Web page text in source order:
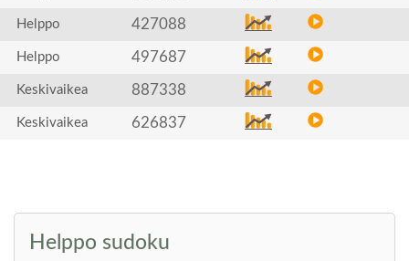
Helppo 427088
Helppo 497687
Keskivaikea 887338
Keskivaikea 626837
Helppo sudoku